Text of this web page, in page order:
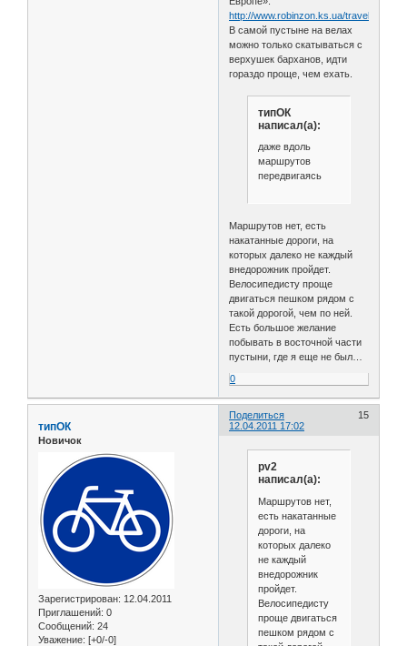
http://www.robinzon.ks.ua/travel652.htm
В самой пустыне на велах
можно только скатываться с
верхушек барханов, идти
гораздо проще, чем ехать.
типОК
написал(а):
даже вдоль
маршрутов
передвигаясь
Маршрутов нет, есть
накатанные дороги, на
которых далеко не каждый
внедорожник пройдет.
Велосипедисту проще
двигаться пешком рядом с
такой дорогой, чем по ней.
Есть большое желание
побывать в восточной части
пустыни, где я еще не был…
0
Поделиться
15
12.04.2011 17:02
типОК
Новичок
Зарегистрирован: 12.04.2011
Приглашений: 0
Сообщений: 24
Уважение: [+0/-0]
pv2
написал(а):
Маршрутов нет,
есть накатанные
дороги, на
которых далеко
не каждый
внедорожник
пройдет.
Велосипедисту
проще двигаться
пешком рядом с